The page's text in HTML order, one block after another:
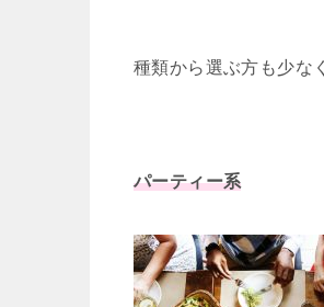
種類から選ぶ方も少な
パーティー系